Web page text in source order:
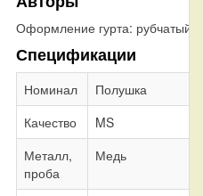
Оформление гурта: рубчатый
Спецификации
Номинал
Полушка
Качество
MS
Металл,
проба
Медь